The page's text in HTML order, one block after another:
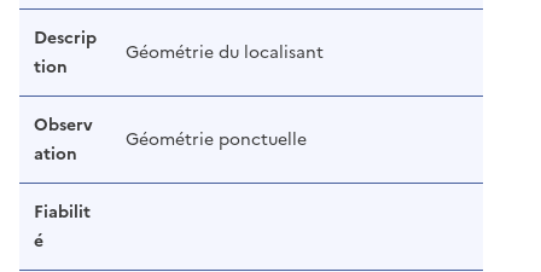
Descrip
tion
Géométrie du localisant
Observ
ation
Géométrie ponctuelle
Fiabilit
é